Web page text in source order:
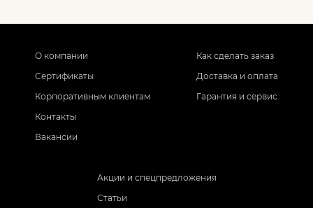
О компании
Сертификаты
Корпоративным клиентам
Контакты
Вакансии
Как сделать заказ
Доставка и оплата
Гарантия и сервис
Акции и спецпредложения
Статьи